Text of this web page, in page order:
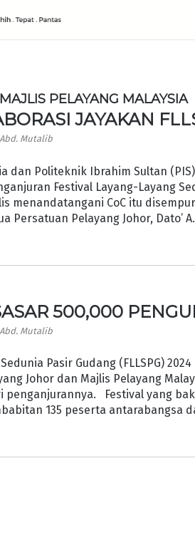
MAJLIS PELAYANG MALAYSIA
JAYAKAN
Mutalib
dan Politeknik Ibrahim Sultan
Festival Layang-Layang
menandatangani CoC itu
Persatuan Pelayang Johor, Dato’
500,000
Mutalib
Pasir Gudang (FLLSPG)
Johor dan Majlis Pelayang
penganjurannya. Festival yang
135 peserta antarabangsa